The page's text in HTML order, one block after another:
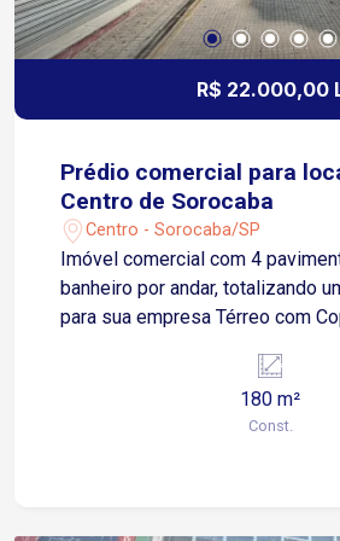
R$ 22.000,00
Prédio comercial para
Centro de Sorocaba
Centro - Sorocaba/SP
Imóvel comercial com 4
banheiro por andar, totalizando
para sua empresa Térreo com Copa
acesso às Avenidas São Paulo,
e Dom Aguirre Região com
180 m²
Const.